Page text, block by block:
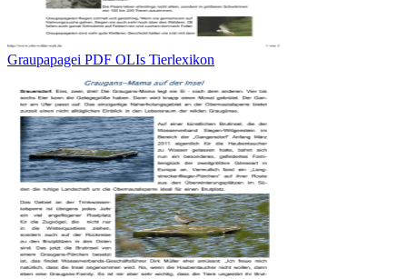
Graupapagei PDF OLIs Tierlexikon